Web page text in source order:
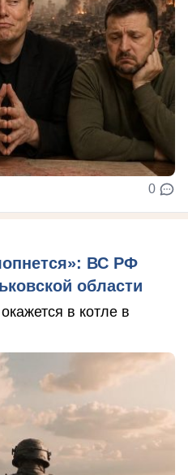
0
ВС РФ
области
в котле в